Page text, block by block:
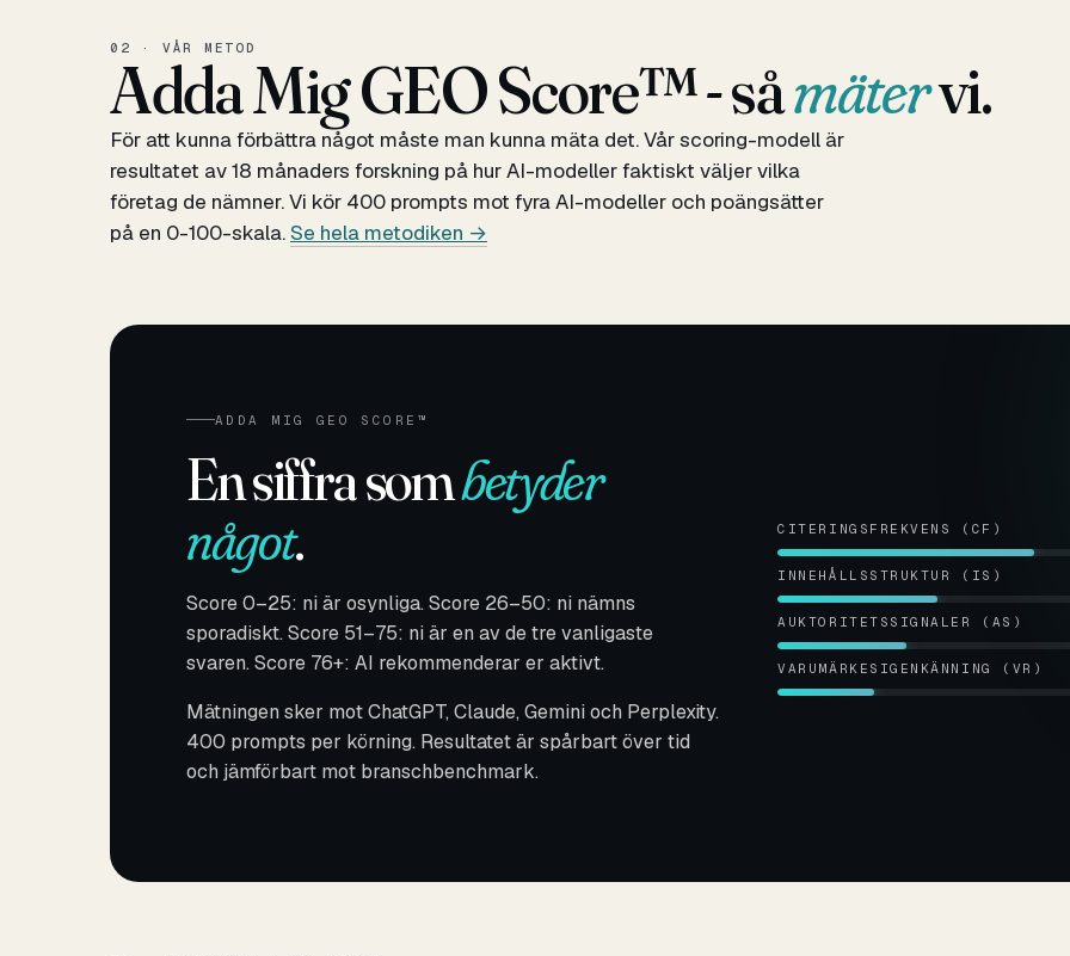
02 · VÅR METOD
Adda Mig GEO Score™ - såmätervi.
För att kunna förbättra något måste man kunna mäta det. Vår scoring-modell är
resultatet av 18 månaders forskning på hur AI-modeller faktiskt väljer vilka
företag de nämner. Vi kör 400 prompts mot fyra AI-modeller och poängsätter
på en 0-100-skala.Se hela metodiken →
ADDA MIG GEO SCORE™
En siffra sombetyder
något.
Score 0–25: ni är osynliga. Score 26–50: ni nämns
sporadiskt. Score 51–75: ni är en av de tre vanligaste
svaren. Score 76+: AI rekommenderar er aktivt.
Mätningen sker mot ChatGPT, Claude, Gemini och Perplexity.
400 prompts per körning. Resultatet är spårbart över tid
och jämförbart mot branschbenchmark.
CITERINGSFREKVENS (CF)
INNEHÅLLSSTRUKTUR (IS)
AUKTORITETSSIGNALER (AS)
VARUMÄRKESIGENKÄNNING (VR)